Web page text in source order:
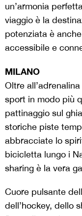
un’armonia
viaggio è la
potenziata è
accessibile e
MILANO
Oltre
sport in modo più
pattinaggio sul
storiche piste
abbracciate lo
bicicletta lungo i
sharing è la vera
Cuore pulsante
dell’hockey, dello